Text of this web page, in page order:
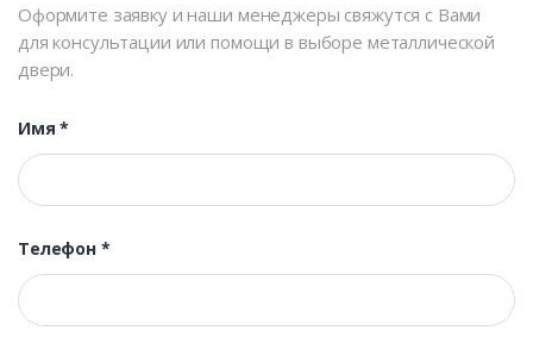
Оформите заявку и наши менеджеры свяжутся с Вами
для консультации или помощи в выборе металлической
двери.
Имя*
Телефон *